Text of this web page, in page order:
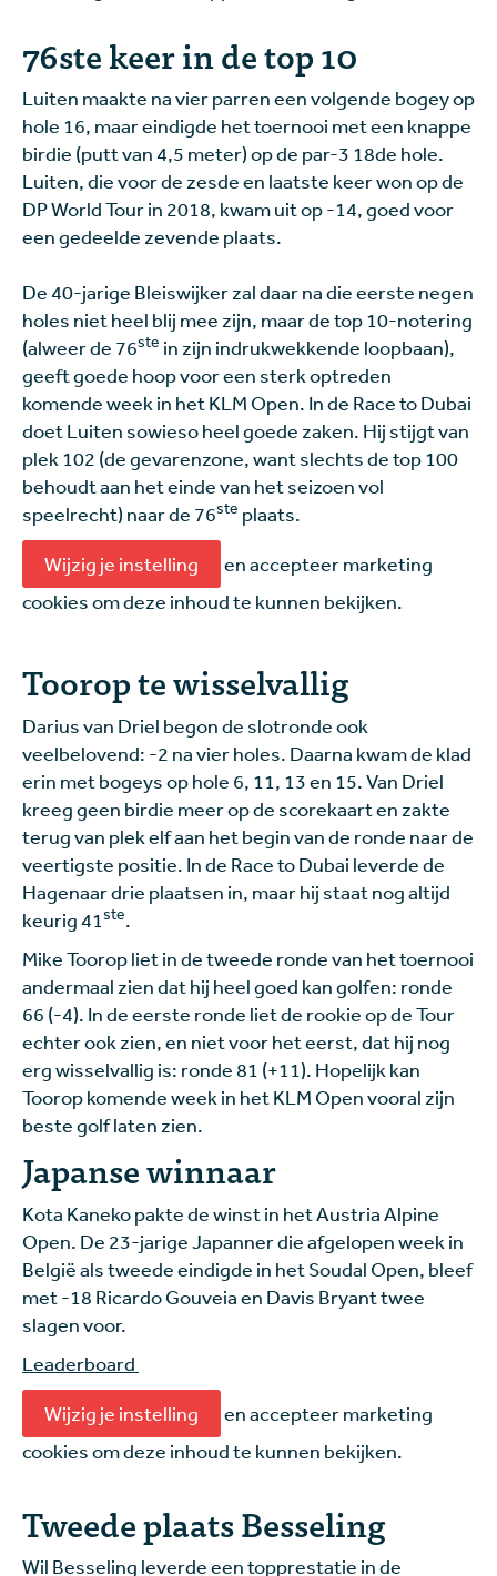
76ste keer in de top 10
Luiten maakte na vier parren een volgende bogey op
hole 16, maar eindigde het toernooi met een knappe
birdie (putt van 4,5 meter) op de par-3 18de hole.
Luiten, die voor de zesde en laatste keer won op de
DP World Tour in 2018, kwam uit op -14, goed voor
een gedeelde zevende plaats.
De 40-jarige Bleiswijker zal daar na die eerste negen
holes niet heel blij mee zijn, maar de top 10-notering
(alweer de 76ste in zijn indrukwekkende loopbaan),
geeft goede hoop voor een sterk optreden
komende week in het KLM Open. In de Race to Dubai
doet Luiten sowieso heel goede zaken. Hij stijgt van
plek 102 (de gevarenzone, want slechts de top 100
behoudt aan het einde van het seizoen vol
speelrecht) naar de 76ste plaats.
Wijzig je instelling
en accepteer marketing
cookies om deze inhoud te kunnen bekijken.
Toorop te wisselvallig
Darius van Driel begon de slotronde ook
veelbelovend: -2 na vier holes. Daarna kwam de klad
erin met bogeys op hole 6, 11, 13 en 15. Van Driel
kreeg geen birdie meer op de scorekaart en zakte
terug van plek elf aan het begin van de ronde naar de
veertigste positie. In de Race to Dubai leverde de
Hagenaar drie plaatsen in, maar hij staat nog altijd
keurig 41ste.
Mike Toorop liet in de tweede ronde van het toernooi
andermaal zien dat hij heel goed kan golfen: ronde
66 (-4). In de eerste ronde liet de rookie op de Tour
echter ook zien, en niet voor het eerst, dat hij nog
erg wisselvallig is: ronde 81 (+11). Hopelijk kan
Toorop komende week in het KLM Open vooral zijn
beste golf laten zien.
Japanse winnaar
Kota Kaneko pakte de winst in het Austria Alpine
Open. De 23-jarige Japanner die afgelopen week in
België als tweede eindigde in het Soudal Open, bleef
met -18 Ricardo Gouveia en Davis Bryant twee
slagen voor.
Leaderboard
Wijzig je instelling
en accepteer marketing
cookies om deze inhoud te kunnen bekijken.
Tweede plaats Besseling
Wil Besseling leverde een topprestatie in de